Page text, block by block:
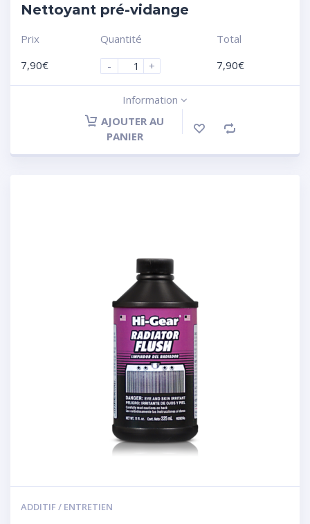
Nettoyant pré-vidange
Prix
7,90€
Quantité
-
+
Total
7,90€
Information
AJOUTER AU
PANIER
ADDITIF / ENTRETIEN